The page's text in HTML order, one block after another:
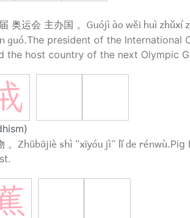
奥运会 主办国 。 Guójì ào wěi huì zhǔxí
guó.The president of the International
the host country of the next Olympic
Zhūbājiè shì “xīyóu jì” lǐ de rénwù.Pig